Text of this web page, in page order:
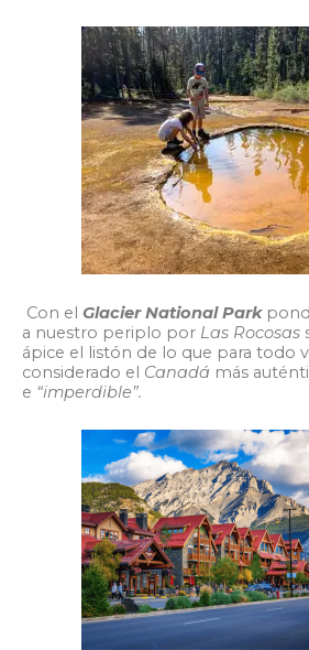
Con el Glacier National Park
a nuestro periplo por Las Rocosas
ápice el listón de lo que para todo
considerado el Canadá más
e “imperdible”.